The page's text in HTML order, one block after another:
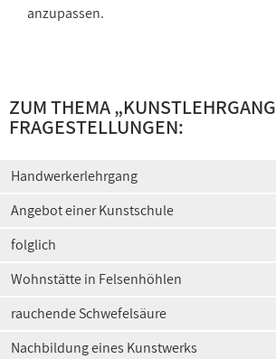
anzupassen.
ZUM THEMA „KUNSTLEHRGANG
FRAGESTELLUNGEN:
Handwerkerlehrgang
Angebot einer Kunstschule
folglich
Wohnstätte in Felsenhöhlen
rauchende Schwefelsäure
Nachbildung eines Kunstwerks